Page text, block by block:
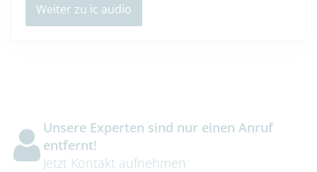
Weiter zu ic audio
Unsere Experten sind nur einen Anruf
entfernt!
Jetzt Kontakt aufnehmen